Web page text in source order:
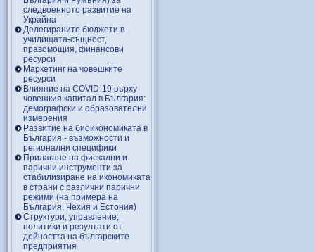
следвоенното развитие на
Украйна
Делегираните бюджети в
училищата-същност,
правомощия, финансови
ресурси
Маркетинг на човешките
ресурси
Влияние на COVID-19 върху
човешкия капитал в България:
демографски и образователни
измерения
Развитие на биоикономиката в
България - възможности и
регионални специфики
Прилагане на фискални и
парични инструменти за
стабилизиране на икономиката
в страни с различни парични
режими (на примера на
България, Чехия и Естония)
Структури, управление,
политики и резултати от
дейността на българските
предприятия